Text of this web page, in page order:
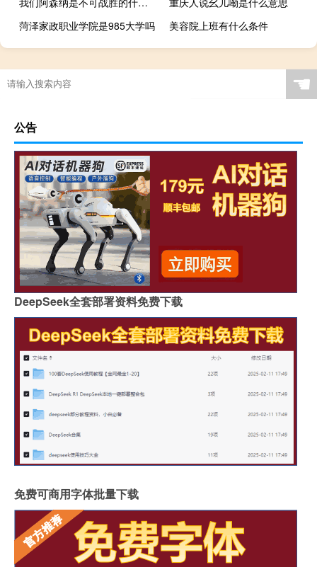
菏泽家政职业学院是985大学吗
美容院上班有什么条件
☚
公告
DeepSeek全套部署资料免费下载
免费可商用字体批量下载